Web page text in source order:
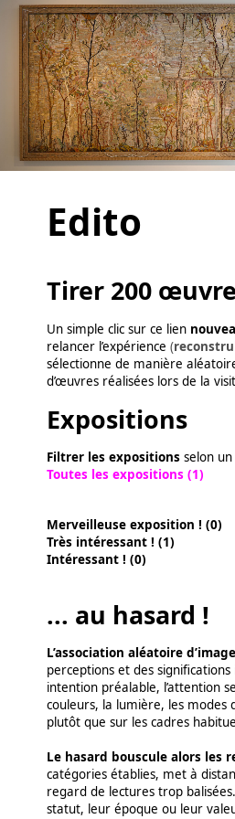
Edito
Tirer 200
Un simple clic sur ce lien
relancer l’expérience(
sélectionne de manière
d’œuvres réalisées lors de la
Expositions
Filtrer les expositionsselon
Toutes les expositions (1)
Merveilleuse exposition ! (0)
Très intéressant ! (1)
Intéressant ! (0)
... au hasard !
L’association aléatoire
perceptions et des
intention préalable, l’attention
couleurs, la lumière, les modes
plutôt que sur les cadres
Le hasard bouscule alors les
catégories établies, met à
regard de lectures trop
statut, leur époque ou leur